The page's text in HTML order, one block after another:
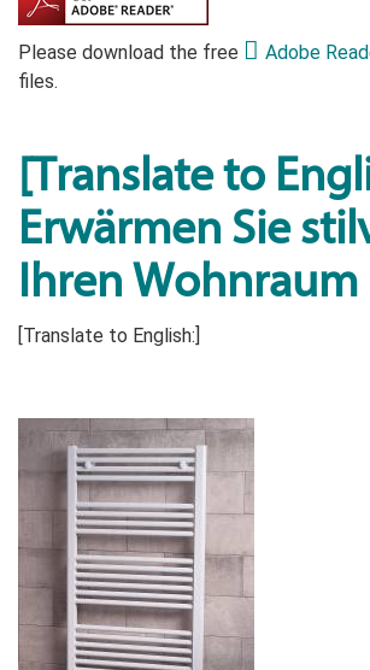
Please download the free Adobe
files.
[Translate to
Erwärmen Sie
Ihren Wohnraum
[Translate to English:]